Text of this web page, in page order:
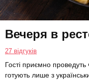
Вечеря в
27 відгуків
Гості приємно проведуть
готують лише з